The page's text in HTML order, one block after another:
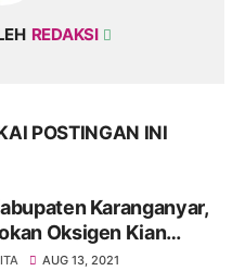
REDAKSI
POSTINGAN INI
Karanganyar,
Oksigen Kian
AUG 13, 2021